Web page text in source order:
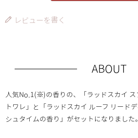
レビューを書く
ABOUT
人気No.1(※)の香りの、「ラッドスカイ ス
トワレ」と「ラッドスカイ ルーフ リード
シュタイムの香り」がセットになりました。